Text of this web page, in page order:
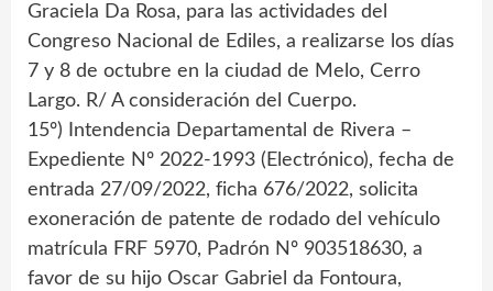
Graciela Da Rosa, para las actividades del
Congreso Nacional de Ediles, a realizarse los días
7 y 8 de octubre en la ciudad de Melo, Cerro
Largo. R/ A consideración del Cuerpo.
15º) Intendencia Departamental de Rivera –
Expediente Nº 2022-1993 (Electrónico), fecha de
entrada 27/09/2022, ficha 676/2022, solicita
exoneración de patente de rodado del vehículo
matrícula FRF 5970, Padrón Nº 903518630, a
favor de su hijo Oscar Gabriel da Fontoura,